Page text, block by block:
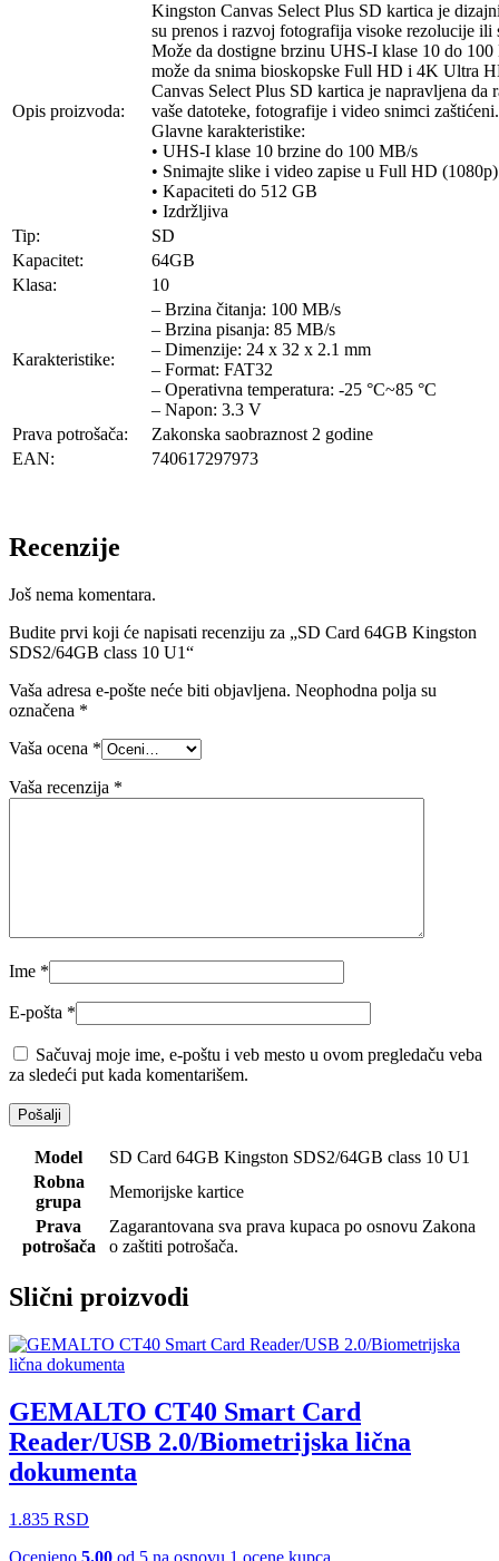
Opis proizvoda:
Kingston Canvas Select Plus SD kartica je
su prenos i razvoj fotografija visoke rezolucije
Može da dostigne brzinu UHS-I klase 10 do
može da snima bioskopske Full HD i 4K Ultra
Canvas Select Plus SD kartica je napravljena
vaše datoteke, fotografije i video snimci zaštićeni.
Glavne karakteristike:
• UHS-I klase 10 brzine do 100 MB/s
• Snimajte slike i video zapise u Full HD
• Kapaciteti do 512 GB
• Izdržljiva
Tip:
SD
Kapacitet:
64GB
Klasa:
10
Karakteristike:
– Brzina čitanja: 100 MB/s
– Brzina pisanja: 85 MB/s
– Dimenzije: 24 x 32 x 2.1 mm
– Format: FAT32
– Operativna temperatura: -25 °C~85 °C
– Napon: 3.3 V
Prava potrošača:
Zakonska saobraznost 2 godine
EAN:
740617297973
Recenzije
Još nema komentara.
Budite prvi koji će napisati recenziju za „SD Card 64GB Kingston
SDS2/64GB class 10 U1“
Vaša adresa e-pošte neće biti objavljena. Neophodna polja su
označena *
Vaša ocena *
Vaša recenzija *
Ime *
E-pošta *
Sačuvaj moje ime, e-poštu i veb mesto u ovom pregledaču veba
za sledeći put kada komentarišem.
Model
SD Card 64GB Kingston SDS2/64GB class 10 U1
Robna
grupa
Memorijske kartice
Prava
potrošača
Zagarantovana sva prava kupaca po osnovu Zakona
o zaštiti potrošača.
Slični proizvodi
GEMALTO CT40 Smart Card
Reader/USB 2.0/Biometrijska lična
dokumenta
1.835 RSD
Ocenjeno 5.00 od 5 na osnovu 1 ocene kupca